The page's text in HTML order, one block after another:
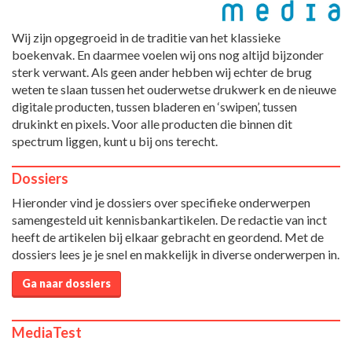
Wij zijn opgegroeid in de traditie van het klassieke
boekenvak. En daarmee voelen wij ons nog altijd bijzonder
sterk verwant. Als geen ander hebben wij echter de brug
weten te slaan tussen het ouderwetse drukwerk en de nieuwe
digitale producten, tussen bladeren en ‘swipen’, tussen
drukinkt en pixels. Voor alle producten die binnen dit
spectrum liggen, kunt u bij ons terecht.
Dossiers
Hieronder vind je dossiers over specifieke onderwerpen
samengesteld uit kennisbankartikelen. De redactie van inct
heeft de artikelen bij elkaar gebracht en geordend. Met de
dossiers lees je je snel en makkelijk in diverse onderwerpen in.
Ga naar dossiers
MediaTest